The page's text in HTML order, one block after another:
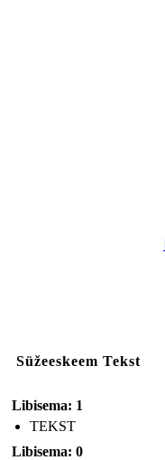
Süžeeskeem Tekst
Libisema: 1
TEKST
Libisema: 0